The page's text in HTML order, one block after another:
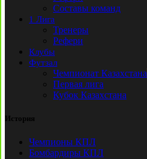
Составы команд
1 Лига
Тренеры
Рефери
Клубы
Футзал
Чемпионат Казахстана
Первая лига
Кубок Казахстана
История
Чемпионы КПЛ
Бомбардиры КПЛ